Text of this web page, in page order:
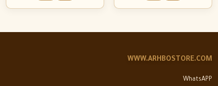
WWW.ARHBOSTORE.COM
WhatsAPP